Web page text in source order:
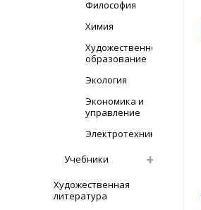
Философия
Химия
Художественное
образование
Экология
Экономика и
управление
Электротехника
Учебники
Художественная
литература